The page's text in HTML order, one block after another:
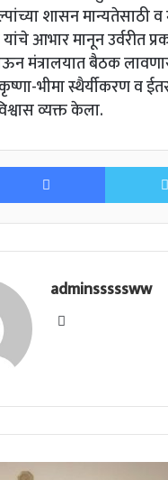
शासन मान्यतेसाठी
यांचे आभार मानून
मंत्रालयात बैठक
भीमा स्थैर्यीकरण व
व्यक्त केला.
Facebook
adminsssssww
Website